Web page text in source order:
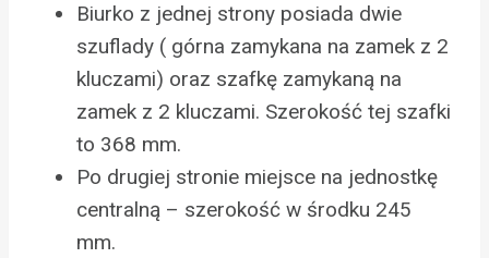
Biurko z jednej strony posiada dwie
szuflady ( górna zamykana na zamek z 2
kluczami) oraz szafkę zamykaną na
zamek z 2 kluczami. Szerokość tej szafki
to 368 mm.
Po drugiej stronie miejsce na jednostkę
centralną – szerokość w środku 245
mm.